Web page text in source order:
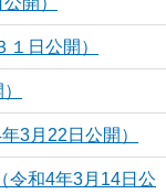
日公開）
3月22日公開）
令和4年3月14日公